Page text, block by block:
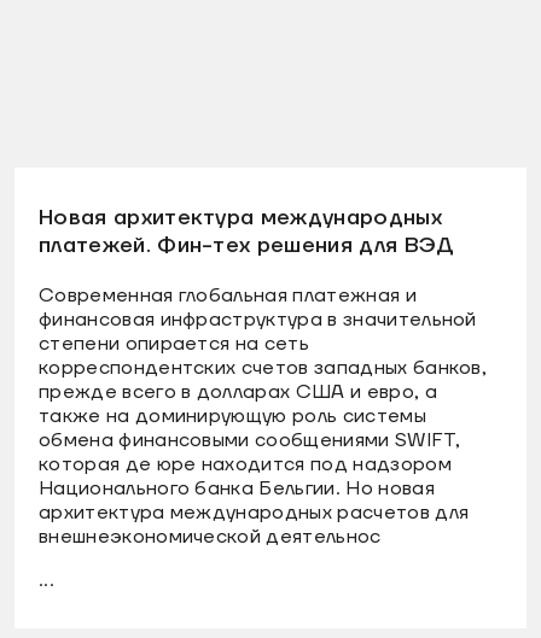
Новая архитектура международных
платежей. Фин-тех решения для ВЭД
Современная глобальная платежная и
финансовая инфраструктура в значительной
степени опирается на сеть
корреспондентских счетов западных банков,
прежде всего в долларах США и евро, а
также на доминирующую роль системы
обмена финансовыми сообщениями SWIFT,
которая де юре находится под надзором
Национального банка Бельгии. Но новая
архитектура международных расчетов для
внешнеэкономической деятельнос
...